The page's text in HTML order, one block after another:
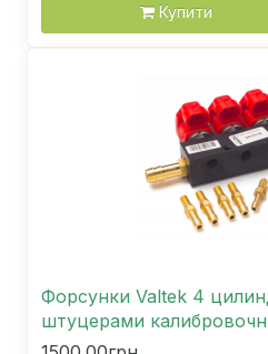
Купити
Форсунки Valtek 4
штуцерами